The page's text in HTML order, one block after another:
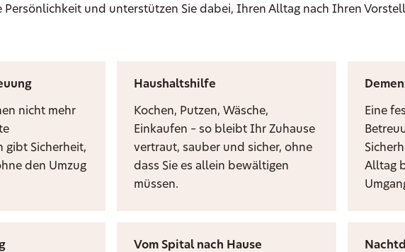
und unterstützen Sie dabei, Ihren Alltag nach Ihren
nicht mehr
gibt Sicherheit,
den Umzug
Haushaltshilfe
Kochen, Putzen, Wäsche,
Einkaufen – so bleibt Ihr Zuhause
vertraut, sauber und sicher, ohne
dass Sie es allein bewältigen
müssen.
Eine
Alltag
Vom Spital nach Hause